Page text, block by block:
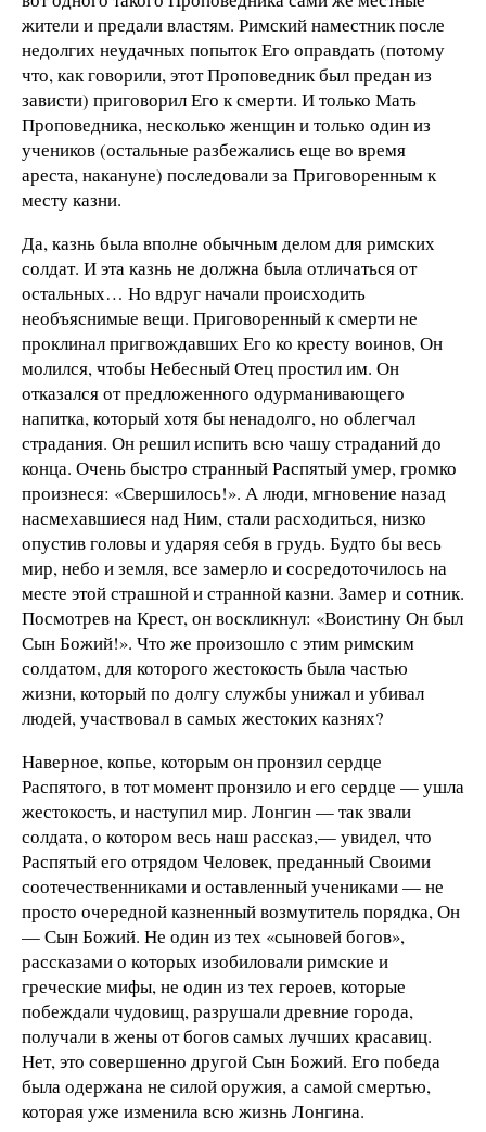
жители и предали властям. Римский наместник после
недолгих неудачных попыток Его оправдать (потому
что, как говорили, этот Проповедник был предан из
зависти) приговорил Его к смерти. И только Мать
Проповедника, несколько женщин и только один из
учеников (остальные разбежались еще во время
ареста, накануне) последовали за Приговоренным к
месту казни.
Да, казнь была вполне обычным делом для римских
солдат. И эта казнь не должна была отличаться от
остальных… Но вдруг начали происходить
необъяснимые вещи. Приговоренный к смерти не
проклинал пригвождавших Его ко кресту воинов, Он
молился, чтобы Небесный Отец простил им. Он
отказался от предложенного одурманивающего
напитка, который хотя бы ненадолго, но облегчал
страдания. Он решил испить всю чашу страданий до
конца. Очень быстро странный Распятый умер, громко
произнеся: «Свершилось!». А люди, мгновение назад
насмехавшиеся над Ним, стали расходиться, низко
опустив головы и ударяя себя в грудь. Будто бы весь
мир, небо и земля, все замерло и сосредоточилось на
месте этой страшной и странной казни. Замер и сотник.
Посмотрев на Крест, он воскликнул: «Воистину Он был
Сын Божий!». Что же произошло с этим римским
солдатом, для которого жестокость была частью
жизни, который по долгу службы унижал и убивал
людей, участвовал в самых жестоких казнях?
Наверное, копье, которым он пронзил сердце
Распятого, в тот момент пронзило и его сердце — ушла
жестокость, и наступил мир. Лонгин — так звали
солдата, о котором весь наш рассказ,— увидел, что
Распятый его отрядом Человек, преданный Своими
соотечественниками и оставленный учениками — не
просто очередной казненный возмутитель порядка, Он
— Сын Божий. Не один из тех «сыновей богов»,
рассказами о которых изобиловали римские и
греческие мифы, не один из тех героев, которые
побеждали чудовищ, разрушали древние города,
получали в жены от богов самых лучших красавиц.
Нет, это совершенно другой Сын Божий. Его победа
была одержана не силой оружия, а самой смертью,
которая уже изменила всю жизнь Лонгина.